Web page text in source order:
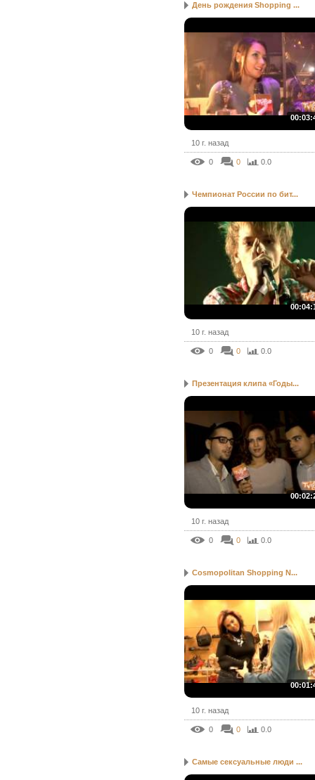
День рождения Shopping ...
10 г. назад
0 0 0.0
Чемпионат России по бит...
10 г. назад
0 0 0.0
Презентация клипа «Годы...
10 г. назад
0 0 0.0
Cosmopolitan Shopping N...
10 г. назад
0 0 0.0
Самые сексуальные люди ...